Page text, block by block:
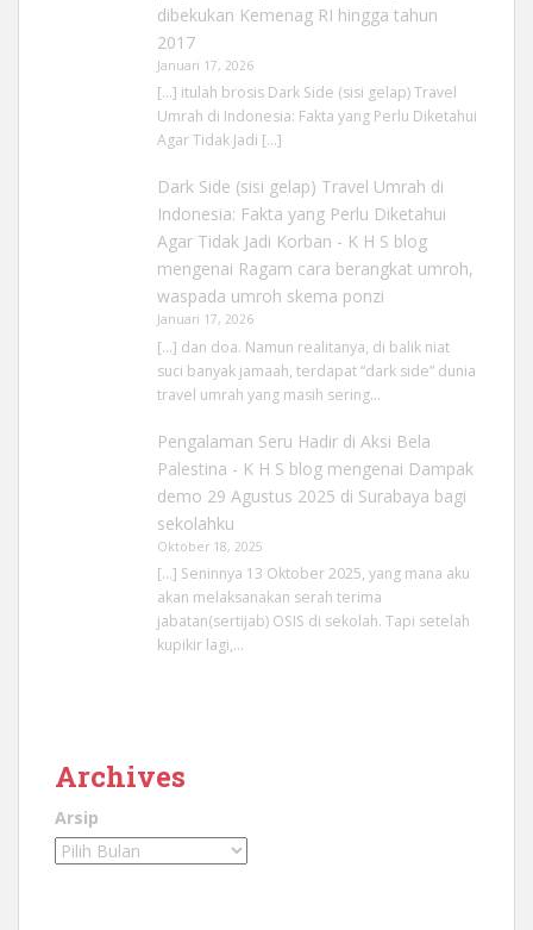
dibekukan Kemenag RI hingga tahun
2017
Januari 17, 2026
[…] itulah brosis Dark Side (sisi gelap) Travel
Umrah di Indonesia: Fakta yang Perlu Diketahui
Agar Tidak Jadi […]
Dark Side (sisi gelap) Travel Umrah di
Indonesia: Fakta yang Perlu Diketahui
Agar Tidak Jadi Korban - K H S blog
mengenai Ragam cara berangkat umroh,
waspada umroh skema ponzi
Januari 17, 2026
[…] dan doa. Namun realitanya, di balik niat
suci banyak jamaah, terdapat “dark side” dunia
travel umrah yang masih sering…
Pengalaman Seru Hadir di Aksi Bela
Palestina - K H S blogmengenai Dampak
demo 29 Agustus 2025 di Surabaya bagi
sekolahku
Oktober 18, 2025
[…] Seninnya 13 Oktober 2025, yang mana aku
akan melaksanakan serah terima
jabatan(sertijab) OSIS di sekolah. Tapi setelah
kupikir lagi,…
Archives
Arsip